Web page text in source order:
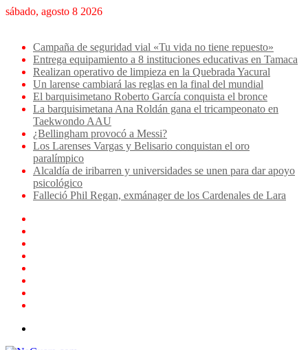
sábado, agosto 8 2026
Campaña de seguridad vial «Tu vida no tiene repuesto»
Entrega equipamiento a 8 instituciones educativas en Tamaca
Realizan operativo de limpieza en la Quebrada Yacural
Un larense cambiará las reglas en la final del mundial
El barquisimetano Roberto García conquista el bronce
La barquisimetana Ana Roldán gana el tricampeonato en
Taekwondo AAU
¿Bellingham provocó a Messi?
Los Larenses Vargas y Belisario conquistan el oro
paralímpico
Alcaldía de iribarren y universidades se unen para dar apoyo
psicológico
Falleció Phil Regan, exmánager de los Cardenales de Lara